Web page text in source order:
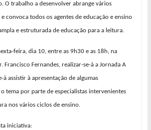
O trabalho a desenvolver abrange vários
e convoca todos os agentes de educação e ensino
e estruturada de educação para a leitura.
feira, dia 10, entre as 9h30 e as 18h, na
Francisco Fernandes, realizar-se-àa Jornada A
àassistir à apresentação de algumas
tema por parte de especialistas intervenientes
nos vários ciclos de ensino.
iniciativa: